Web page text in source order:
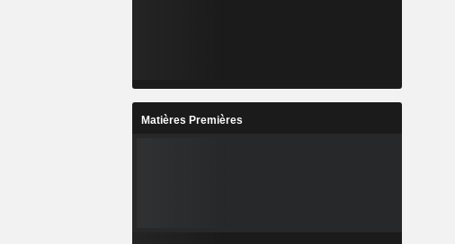
Matières Premières